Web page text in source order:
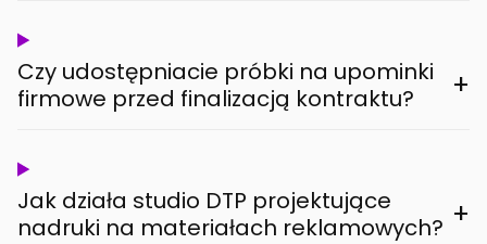
Czy udostępniacie próbki na upominki
firmowe przed finalizacją kontraktu?
+
Jak działa studio DTP projektujące
nadruki na materiałach reklamowych? +